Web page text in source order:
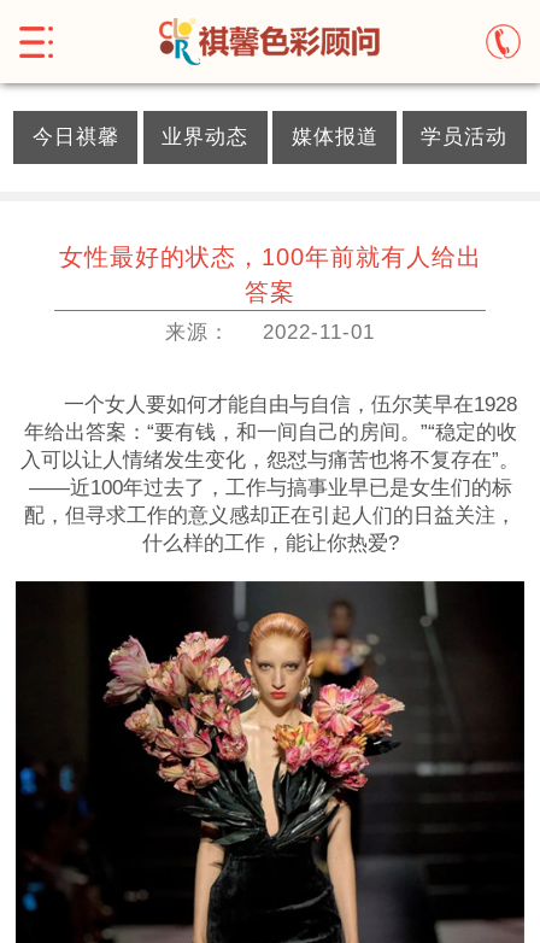
今日祺馨 业界动态 媒体报道 学员活动
女性最好的状态，100年前就有人给出
答案
来源： 2022-11-01
一个女人要如何才能自由与自信，伍尔芙早在1928
年给出答案：“要有钱，和一间自己的房间。”“稳定的收
入可以让人情绪发生变化，怨怼与痛苦也将不复存在”。
——近100年过去了，工作与搞事业早已是女生们的标
配，但寻求工作的意义感却正在引起人们的日益关注，
什么样的工作，能让你热爱?